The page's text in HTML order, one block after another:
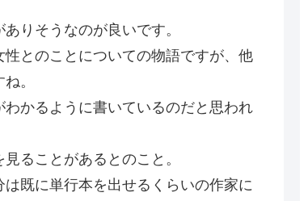
りそうなのが良いです。
とのことについての物語ですが、他
。
かるように書いているのだと思われ
ることがあるとのこと。
既に単行本を出せるくらいの作家に